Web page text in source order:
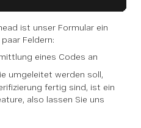
ist unser Formular ein
Feldern:
eines Codes an
umgeleitet werden soll,
fertig sind, ist ein
also lassen Sie uns